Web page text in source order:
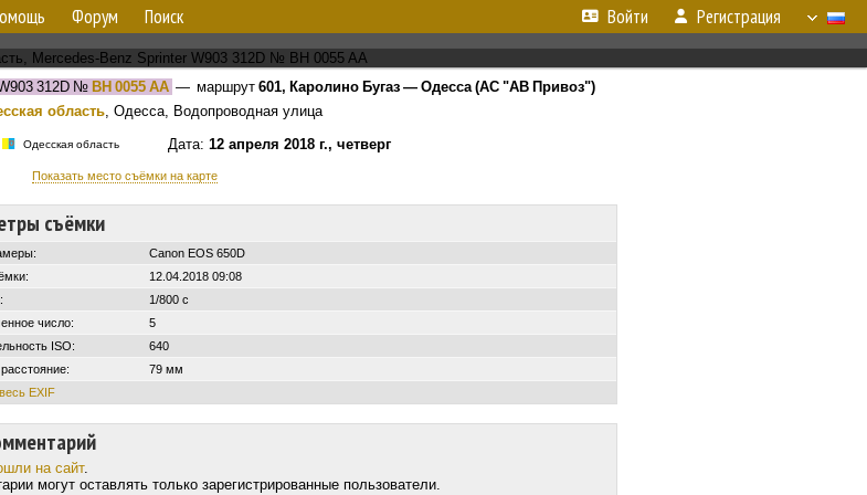
Форум Поиск Войти Регистрация
312D№ BH 0055 AA — маршрут 601, Каролино Бугаз — Одесса (АС "АВ Привоз")
область, Одесса, Водопроводная улица
Одесская область Дата: 12 апреля 2018 г., четверг
Показать место съёмки на карте
съёмки
Canon EOS 650D
12.04.2018 09:08
1/800 с
число:
5
ISO:
640
79 мм
EXIF
на сайт.
могут оставлять только зарегистрированные пользователи.